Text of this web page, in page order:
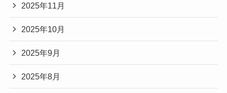
2025年11月
2025年10月
2025年9月
2025年8月